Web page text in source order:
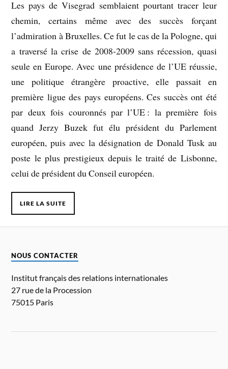
Les pays de Visegrad semblaient pourtant tracer leur
chemin, certains même avec des succès forçant
l’admiration à Bruxelles. Ce fut le cas de la Pologne, qui
a traversé la crise de 2008-2009 sans récession, quasi
seule en Europe. Avec une présidence de l’UE réussie,
une politique étrangère proactive, elle passait en
première ligue des pays européens. Ces succès ont été
par deux fois couronnés par l’UE : la première fois
quand Jerzy Buzek fut élu président du Parlement
européen, puis avec la désignation de Donald Tusk au
poste le plus prestigieux depuis le traité de Lisbonne,
celui de président du Conseil européen.
LIRE LA SUITE
NOUS CONTACTER
Institut français des relations internationales
27 rue de la Procession
75015 Paris